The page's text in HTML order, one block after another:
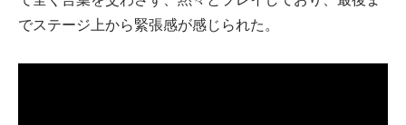
でステージ上から緊張感が感じられた。